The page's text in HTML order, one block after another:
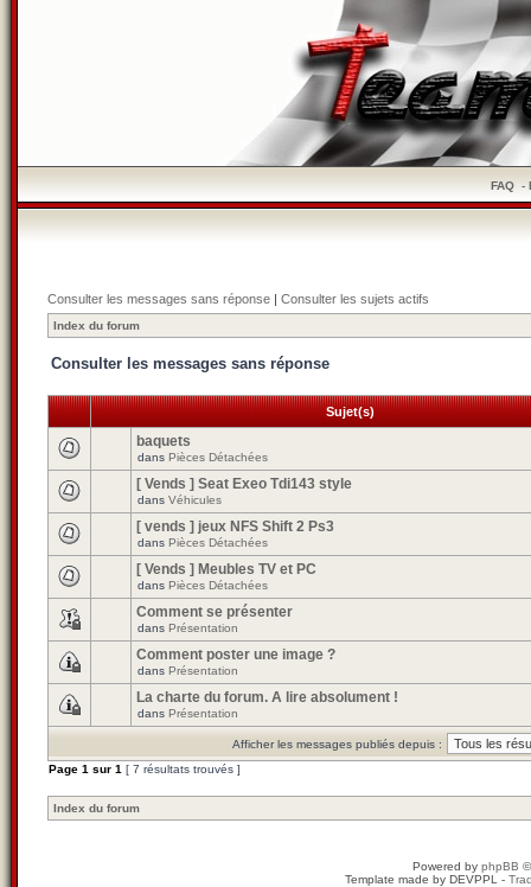
FAQ-
Consulter les messages sans réponse | Consulter les sujets actifs
Index du forum
Consulter les messages sans réponse
Sujet(s)
baquets
dans Pièces Détachées
[ Vends ] Seat Exeo Tdi143 style
dans Véhicules
[ vends ] jeux NFS Shift 2 Ps3
dans Pièces Détachées
[ Vends ] Meubles TV et PC
dans Pièces Détachées
Comment se présenter
dans Présentation
Comment poster une image ?
dans Présentation
La charte du forum. A lire absolument !
dans Présentation
Afficher les messages publiés depuis :
Page 1 sur 1 [ 7 résultats trouvés ]
Index du forum
Powered by phpBB
Template made by DEVPPL -